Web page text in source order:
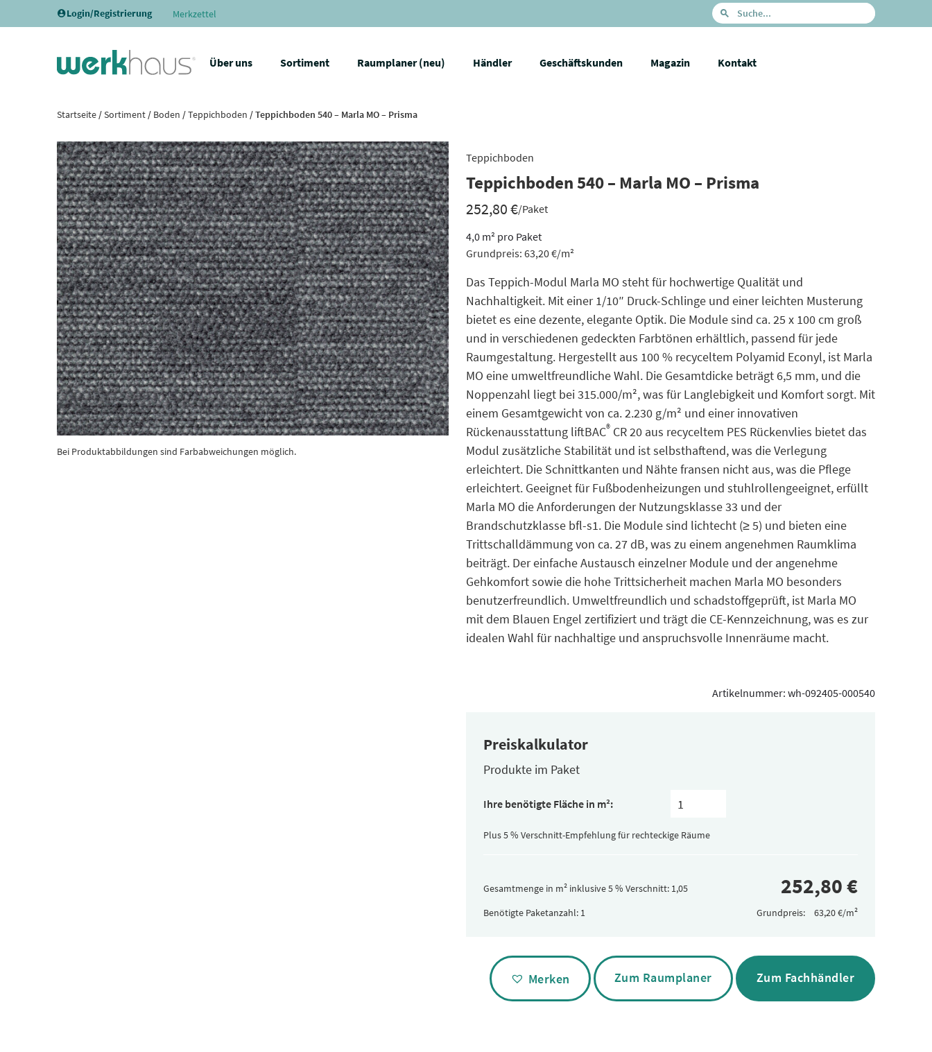
Login/Registrierung Merkzettel
Über uns Sortiment Raumplaner (neu) Händler Geschäftskunden Magazin Kontakt
Startseite/Sortiment/ Boden /Teppichboden / Teppichboden 540 – Marla MO – Prisma
Bei Produktabbildungen sind Farbabweichungen möglich.
Teppichboden
Teppichboden 540 – Marla MO – Prisma
252,80€/Paket
4,0 m² pro Paket
Grundpreis: 63,20€/m²
Das Teppich-Modul Marla MO steht für hochwertige Qualität und
Nachhaltigkeit. Mit einer 1/10″ Druck-Schlinge und einer leichten Musterung
bietet es eine dezente, elegante Optik. Die Module sind ca. 25 x 100 cm groß
und in verschiedenen gedeckten Farbtönen erhältlich, passend für jede
Raumgestaltung. Hergestellt aus 100 % recyceltem Polyamid Econyl, ist Marla
MO eine umweltfreundliche Wahl. Die Gesamtdicke beträgt 6,5 mm, und die
Noppenzahl liegt bei 315.000/m², was für Langlebigkeit und Komfort sorgt. Mit
einem Gesamtgewicht von ca. 2.230 g/m² und einer innovativen
Rückenausstattung liftBAC® CR 20 aus recyceltem PES Rückenvlies bietet das
Modul zusätzliche Stabilität und ist selbsthaftend, was die Verlegung
erleichtert. Die Schnittkanten und Nähte fransen nicht aus, was die Pflege
erleichtert. Geeignet für Fußbodenheizungen und stuhlrollengeeignet, erfüllt
Marla MO die Anforderungen der Nutzungsklasse 33 und der
Brandschutzklasse bfl-s1. Die Module sind lichtecht (≥ 5) und bieten eine
Trittschalldämmung von ca. 27 dB, was zu einem angenehmen Raumklima
beiträgt. Der einfache Austausch einzelner Module und der angenehme
Gehkomfort sowie die hohe Trittsicherheit machen Marla MO besonders
benutzerfreundlich. Umweltfreundlich und schadstoffgeprüft, ist Marla MO
mit dem Blauen Engel zertifiziert und trägt die CE-Kennzeichnung, was es zur
idealen Wahl für nachhaltige und anspruchsvolle Innenräume macht.
Artikelnummer: wh-092405-000540
Preiskalkulator
Produkte im Paket
pro
(versteckt)
Ihre benötigte Fläche in m²:
Plus 5 % Verschnitt-Empfehlung für rechteckige Räume
Gesamtmenge in m² inklusive 5 % Verschnitt:
Benötigte Paketanzahl:
Grundpreis:
Alternative:
Merken Zum Raumplaner Zum Fachhändler